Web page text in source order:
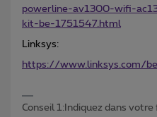
powerline-av1300-wifi-
kit-be-1751547.html
Linksys:
https://www.linksys.com/
Conseil 1:Indiquez dans